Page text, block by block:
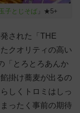
子とじそば」★5+
された「THE
クオリティの高い
「とろとろあんか
掛け蕎麦が出るの
しくトロミはしっ
ったく事前の期待